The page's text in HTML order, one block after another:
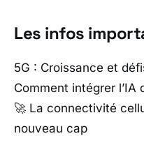
Les infos
5G : Croissance et
Comment intégrer l’IA
🚀 La connectivité
nouveau cap